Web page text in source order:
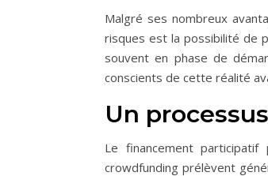
Malgré ses nombreux
risques est la possibilité de
souvent en phase de
conscients de cette réalité
Un
Le financement
crowdfunding prélèvent